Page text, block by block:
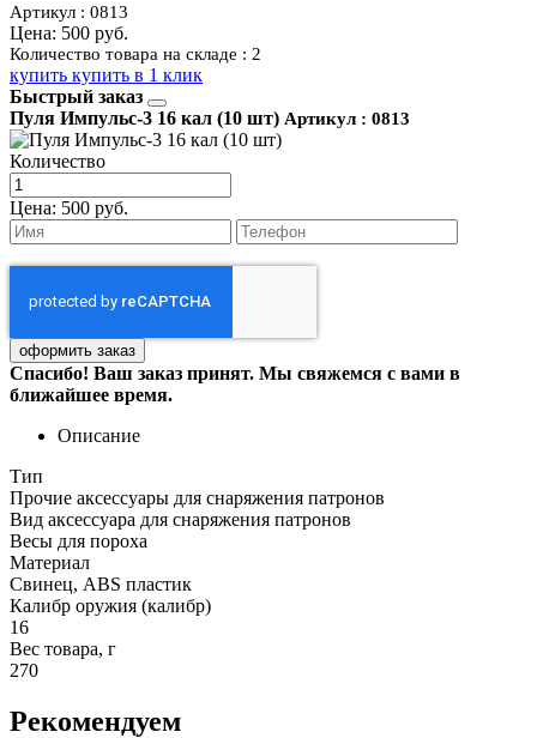
Артикул : 0813
Цена: 500 руб.
Количество товара на складе : 2
купить купить в 1 клик
Быстрый заказ
Пуля Импульс-3 16 кал (10 шт) Артикул : 0813
Количество
Цена: 500 руб.
Спасибо! Ваш заказ принят. Мы свяжемся с вами в
ближайшее время.
Описание
Тип
Прочие аксессуары для снаряжения патронов
Вид аксессуара для снаряжения патронов
Весы для пороха
Материал
Свинец, ABS пластик
Калибр оружия (калибр)
16
Вес товара, г
270
Рекомендуем